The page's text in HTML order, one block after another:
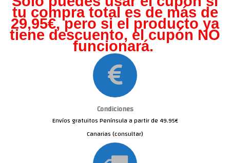
tu compra total es de más de
29,95€, pero si el producto ya
tiene descuento, el cupón NO
funcionará.
Condiciones
Envíos gratuitos Península a partir de 49.95€
Canarias (consultar)